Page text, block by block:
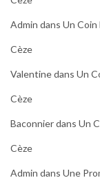
Admin dans Un Coin
Cèze
Valentinedans Un
Cèze
Baconnierdans Un
Cèze
Admin dans Une